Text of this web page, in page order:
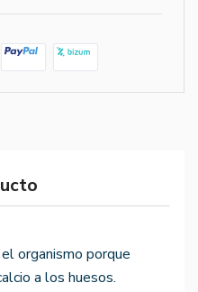
organismo porque
a los huesos.